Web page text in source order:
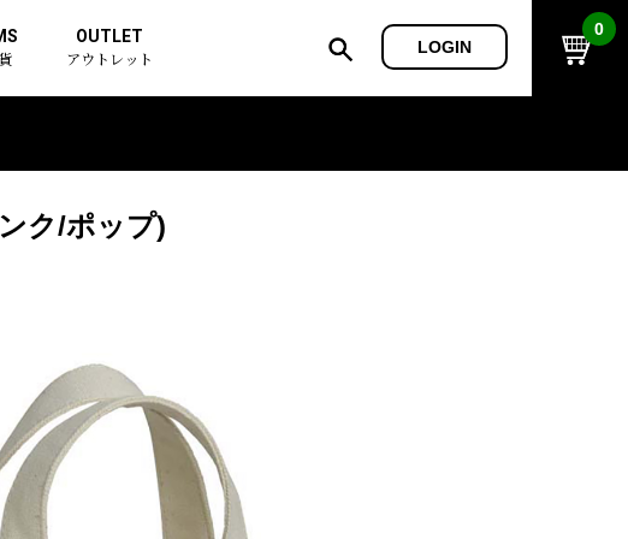
OUTLET
アウトレット
LOGIN
0
ク/ポップ)